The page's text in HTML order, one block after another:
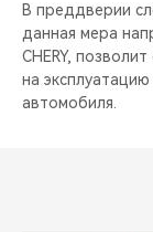
НОВИНКИ
CHERY REMOTE
В преддверии
данная мера
CHERY,
на
автомобиля.